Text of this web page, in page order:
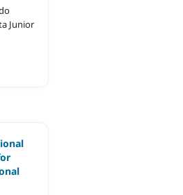
Junior